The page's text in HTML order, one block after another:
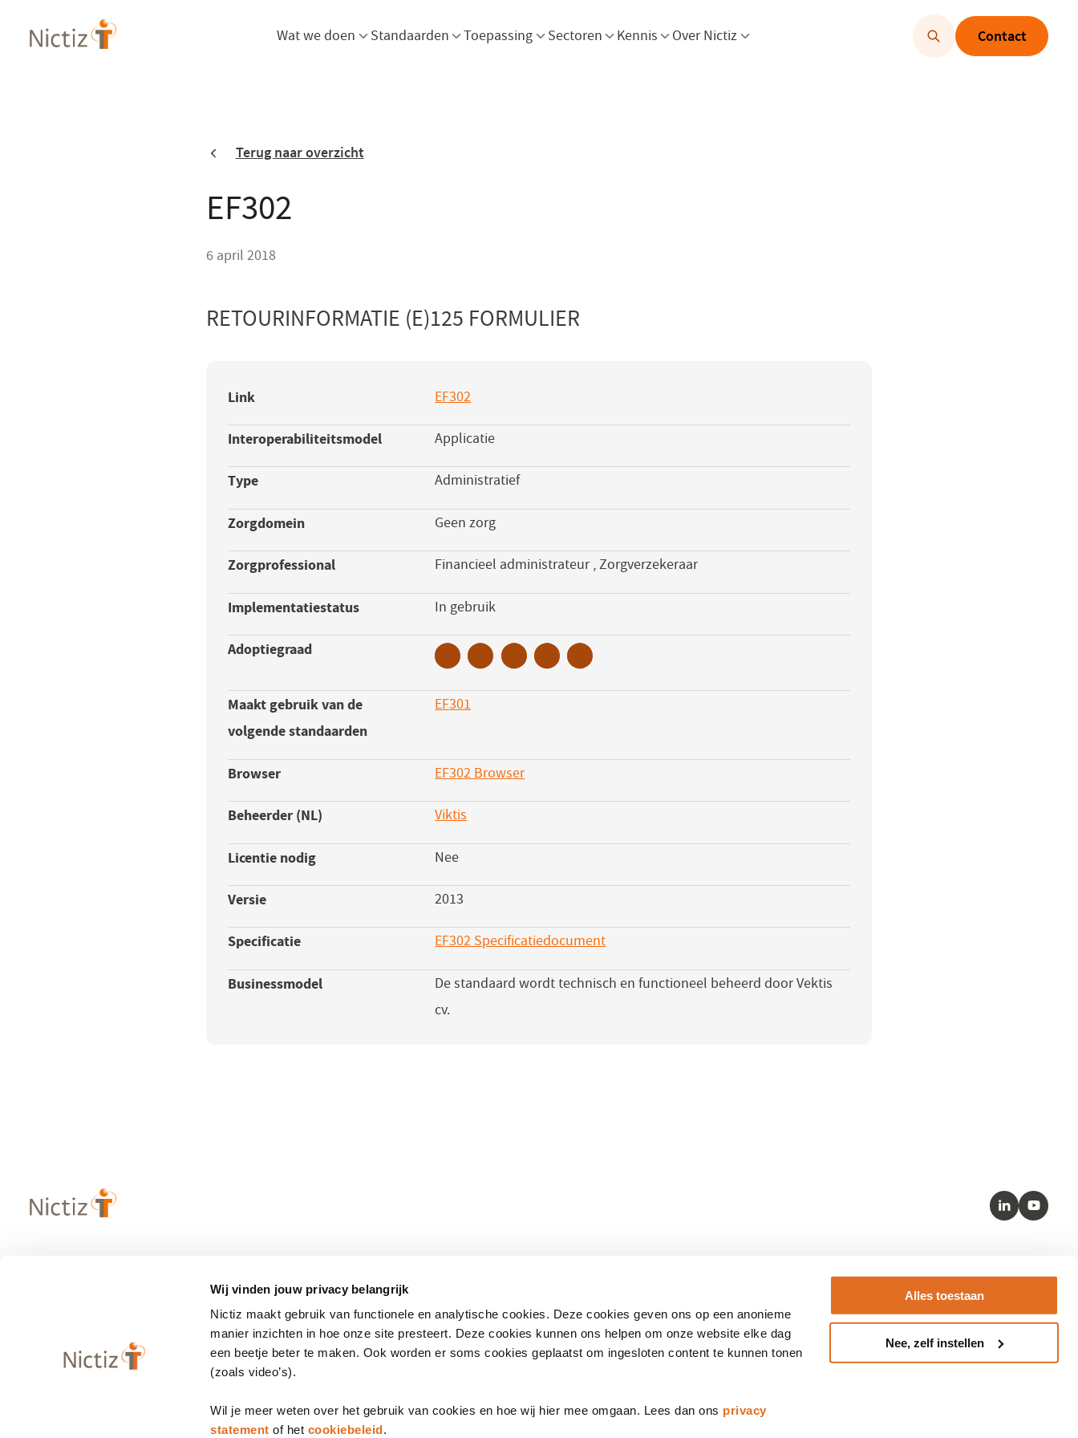
Wij vinden jouw privacy belangrijk
Nictiz maakt gebruik van functionele en analytische cookies. Deze cookies geven ons op een anonieme
manier inzichten in hoe onze site presteert. Deze cookies kunnen ons helpen om onze website elke dag
een beetje beter te maken. Ook worden er soms cookies geplaatst om ingesloten content te kunnen tonen
(zoals video’s).
Wil je meer weten over het gebruik van cookies en hoe wij hier mee omgaan. Lees dan ons privacy
statement of het cookiebeleid.
Alles toestaan
Nee, zelf instellen
en
Wat we doen Menu openen
Standaarden Menu openen
Toepassing Menu openen
Sectoren Menu openen
Kennis Menu openen
Over Nictiz Contact
Terug naar overzicht
EF302
6 april 2018
RETOURINFORMATIE (E)125 FORMULIER
Link EF302
in
een
nieuw
Interoperabiliteitsmodel Applicatie
Type Administratief
Zorgdomein Geen zorg
Zorgprofessional Financieel administrateur,Zorgverzekeraar
Implementatiestatus In gebruik
Adoptiegraad
Maakt gebruik van de
volgende standaarden
EF301
Browser EF302 Browser(opent
in
Beheerder (NL) Viktis
in
Licentie nodig Nee
Versie 2013
Specificatie EF302 Specificatiedocument
in
een
Businessmodel
De standaard wordt technisch en functioneel beheerd door Vektis
cv.
LinkedInYoutube
– Nieuws
Populaire onderwerpen
– Informatiestandaarden
– Zibs
– Terminologie
– Programma's
– Nationale bibliotheek
in
een
– Kwalificatiecentrum
– Publicaties
Kernstandaarden
– HL7 FHIR